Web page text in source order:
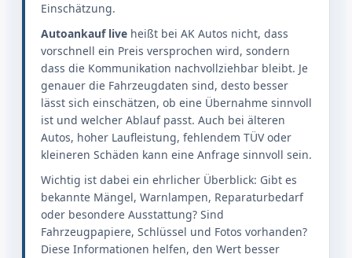
Einschätzung.
Autoankauf live heißt bei AK Autos nicht, dass
vorschnell ein Preis versprochen wird, sondern
dass die Kommunikation nachvollziehbar bleibt. Je
genauer die Fahrzeugdaten sind, desto besser
lässt sich einschätzen, ob eine Übernahme sinnvoll
ist und welcher Ablauf passt. Auch bei älteren
Autos, hoher Laufleistung, fehlendem TÜV oder
kleineren Schäden kann eine Anfrage sinnvoll sein.
Wichtig ist dabei ein ehrlicher Überblick: Gibt es
bekannte Mängel, Warnlampen, Reparaturbedarf
oder besondere Ausstattung? Sind
Fahrzeugpapiere, Schlüssel und Fotos vorhanden?
Diese Informationen helfen, den Wert besser